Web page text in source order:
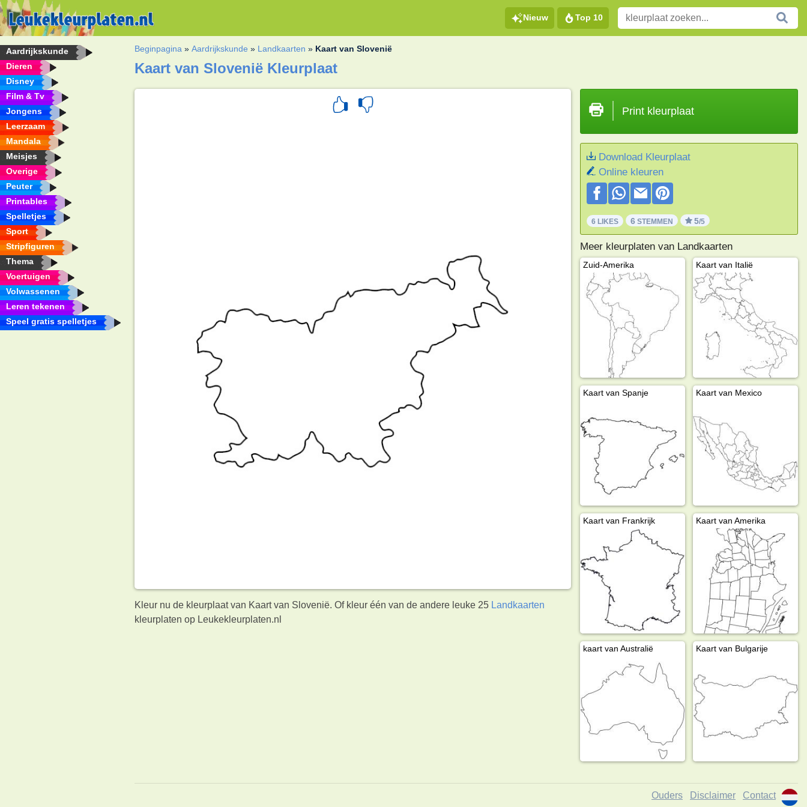
Nieuw Top 10
Aardrijkskunde
Dieren
Disney
Film & Tv
Jongens
Leerzaam
Mandala
Meisjes
Overige
Peuter
Printables
Spelletjes
Sport
Stripfiguren
Thema
Voertuigen
Volwassenen
Leren tekenen
Speel gratis spelletjes
Beginpagina »Aardrijkskunde » Landkaarten » Kaart van Slovenië
Kaart van Slovenië Kleurplaat
Kleur nu de kleurplaat van Kaart van Slovenië. Of kleur één van de andere leuke 25 Landkaarten
kleurplaten op Leukekleurplaten.nl
Print kleurplaat
Download Kleurplaat
Online kleuren
6 LIKES 6STEMMEN 5/5
Meer kleurplaten van Landkaarten
Zuid-Amerika Kaart van Italië
Kaart van Spanje Kaart van Mexico
Kaart van Frankrijk Kaart van Amerika
kaart van Australië Kaart van Bulgarije
Ouders Disclaimer Contact